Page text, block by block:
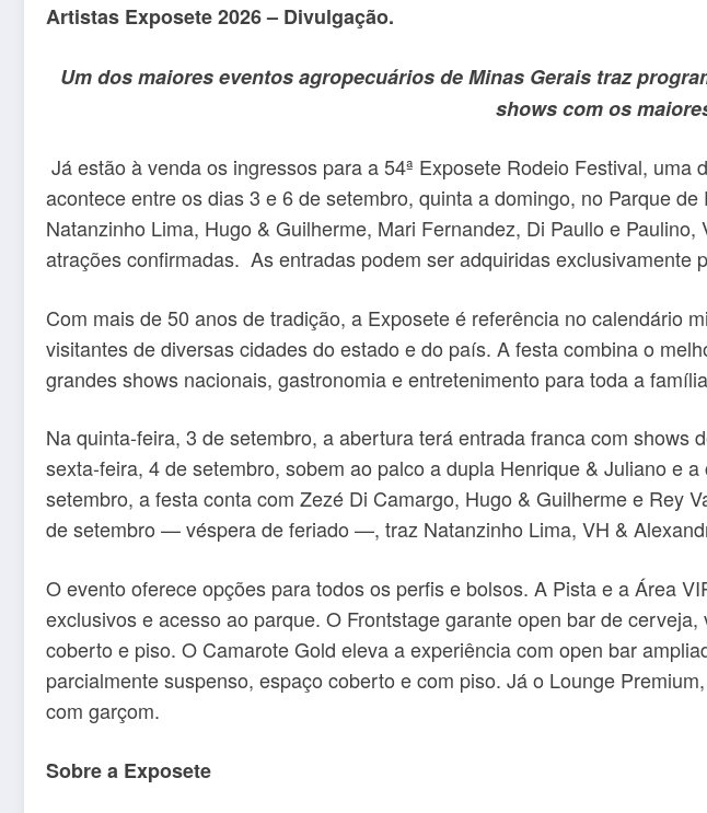
Artistas Exposete 2026 – Divulgação.
Um dos maiores eventos agropecuários de Minas Gerais traz
shows com os
Já estão à venda os ingressos para a 54ª Exposete Rodeio Festival,
acontece entre os dias 3 e 6 de setembro, quinta a domingo, no Parque
Natanzinho Lima, Hugo & Guilherme, Mari Fernandez, Di Paullo e
atrações confirmadas. As entradas podem ser adquiridas exclusivamente
Com mais de 50 anos de tradição, a Exposete é referência no calendário
visitantes de diversas cidades do estado e do país. A festa combina o
grandes shows nacionais, gastronomia e entretenimento para toda a
Na quinta-feira, 3 de setembro, a abertura terá entrada franca com shows
sexta-feira, 4 de setembro, sobem ao palco a dupla Henrique & Juliano e
setembro, a festa conta com Zezé Di Camargo, Hugo & Guilherme e Rey
de setembro — véspera de feriado —, traz Natanzinho Lima, VH &
O evento oferece opções para todos os perfis e bolsos. A Pista e a Área
exclusivos e acesso ao parque. O Frontstage garante open bar de
coberto e piso. O Camarote Gold eleva a experiência com open bar
parcialmente suspenso, espaço coberto e com piso. Já o Lounge
com garçom.
Sobre a Exposete